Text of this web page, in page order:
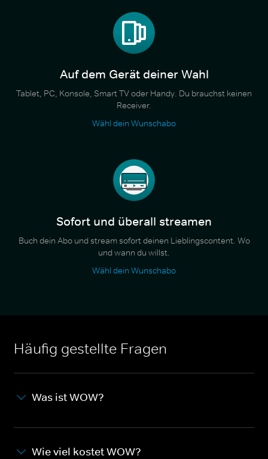
Auf dem Gerät deiner Wahl
Tablet, PC, Konsole, Smart TV oder Handy. Du brauchst keinen
Receiver.
Wähl dein Wunschabo
Sofort und überall streamen
Buch dein Abo und stream sofort deinen Lieblingscontent. Wo
und wann du willst.
Wähl dein Wunschabo
Häufig gestellte Fragen
Was ist WOW?
Wie viel kostet WOW?